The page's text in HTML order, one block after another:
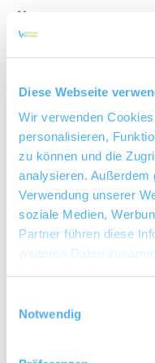
Diese Webseite
Wir verwenden
personalisieren,
zu können und die
analysieren. Außerdem
Verwendung unserer
soziale Medien,
Partner führen diese
weiteren Daten
Notwendig
Über uns
Winzersekt
Maxime Herkunft
Selection
Delikatessen
Glühwein
Andreas